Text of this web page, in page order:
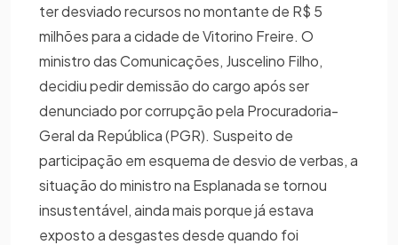
ter desviado recursos no montante de R$ 5
milhões para a cidade de Vitorino Freire. O
ministro das Comunicações, Juscelino Filho,
decidiu pedir demissão do cargo após ser
denunciado por corrupção pela Procuradoria-
Geral da República (PGR). Suspeito de
participação em esquema de desvio de verbas, a
situação do ministro na Esplanada se tornou
insustentável, ainda mais porque já estava
exposto a desgastes desde quando foi